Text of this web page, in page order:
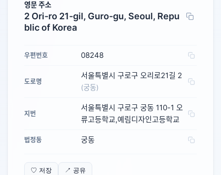
영문 주소
2 Ori-ro 21-gil, Guro-gu, Seoul, Repu
blic of Korea
우편번호 08248
도로명
서울특별시 구로구 오리로21길 2
(궁동)
지번
서울특별시 구로구 궁동 110-1 오
류고등학교,예림디자인고등학교
법정동 궁동
♡ 저장 ↗ 공유